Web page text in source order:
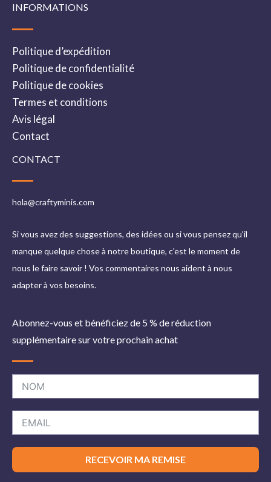
INFORMATIONS
Politique d’expédition
Politique de confidentialité
Politique de cookies
Termes et conditions
Avis légal
Contact
CONTACT
hola@craftyminis.com
Si vous avez des suggestions, des idées ou si vous pensez qu'il
manque quelque chose à notre boutique, c'est le moment de
nous le faire savoir ! Vos commentaires nous aident à nous
adapter à vos besoins.
Abonnez-vous et bénéficiez de 5 % de réduction
supplémentaire sur votre prochain achat
RECEVOIR MA REMISE